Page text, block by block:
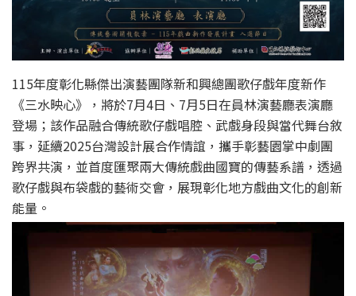
115年度彰化縣傑出演藝團隊新和興總團歌仔戲年度新作
《三水映心》，將於7月4日、7月5日在員林演藝廳表演廳
登場；該作品融合傳統歌仔戲唱腔、武戲身段與當代舞台敘
事，延續2025台灣設計展合作情誼，攜手彰藝園掌中劇團
跨界共演，並首度匯聚兩大傳統戲曲國寶的傳藝系譜，透過
歌仔戲與布袋戲的藝術交會，展現彰化地方戲曲文化的創新
能量。